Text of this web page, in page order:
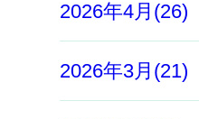
2026年4月(26)
2026年3月(21)